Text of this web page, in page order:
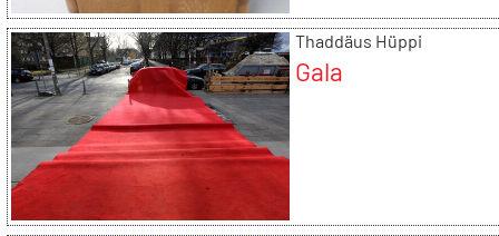
Thaddäus Hüppi
Gala